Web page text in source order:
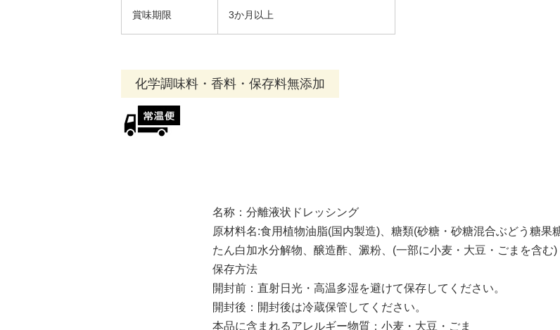
賞味期限 3か月以上
化学調味料・香料・保存料無添加
名称：分離液状ドレッシング
原材料名:食用植物油脂(国内製造)、糖類(砂糖・砂糖混合ぶどう糖果
たん白加水分解物、醸造酢、澱粉、(一部に小麦・大豆・ごまを含む)
保存方法
開封前：直射日光・高温多湿を避けて保存してください。
開封後：開封後は冷蔵保管してください。
本品に含まれるアレルギー物質：小麦・大豆・ごま